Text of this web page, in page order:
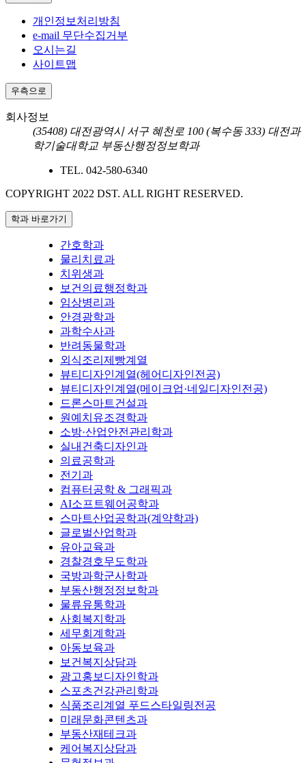
개인정보처리방침
e-mail 무단수집거부
오시는길
사이트맵
우측으로
회사정보
(35408) 대전광역시 서구 혜천로 100 (복수동 333) 대전과
학기술대학교 부동산행정정보학과
TEL. 042-580-6340
COPYRIGHT 2022 DST. ALL RIGHT RESERVED.
학과 바로가기
간호학과
물리치료과
치위생과
보건의료행정학과
임상병리과
안경광학과
과학수사과
반려동물학과
외식조리제빵계열
뷰티디자인계열(헤어디자인전공)
뷰티디자인계열(메이크업·네일디자인전공)
드론스마트건설과
원예치유조경학과
소방·산업안전관리학과
실내건축디자인과
의료공학과
전기과
컴퓨터공학 & 그래픽과
AI소프트웨어공학과
스마트산업공학과(계약학과)
글로벌산업학과
유아교육과
경찰경호무도학과
국방과학군사학과
부동산행정정보학과
물류유통학과
사회복지학과
세무회계학과
아동보육과
보건복지상담과
광고홍보디자인학과
스포츠건강관리학과
식품조리계열 푸드스타일링전공
미래문화콘텐츠과
부동산재테크과
케어복지상담과